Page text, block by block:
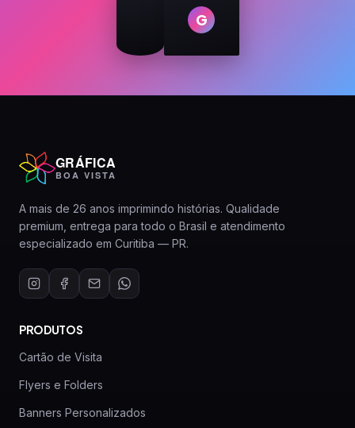
G
GRÁFICA
BOA VISTA
A mais de 26 anos imprimindo histórias. Qualidade
premium, entrega para todo o Brasil e atendimento
especializado em Curitiba — PR.
PRODUTOS
Cartão de Visita
Flyers e Folders
Banners Personalizados